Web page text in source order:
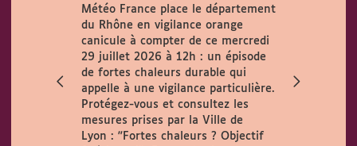
Météo France place le département
du Rhône en vigilance orange
canicule à compter de ce mercredi
29 juillet 2026 à 12h : un épisode
de fortes chaleurs durable qui
appelle à une vigilance particulière.
Protégez-vous et consultez les
mesures prises par la Ville de
Lyon : "Fortes chaleurs ? Objectif